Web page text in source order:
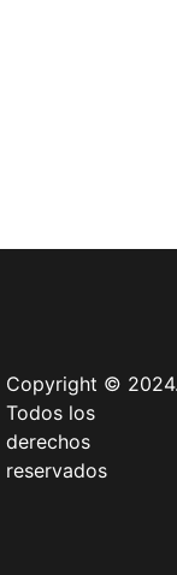
Copyright © 2024.
Todos los
derechos
reservados